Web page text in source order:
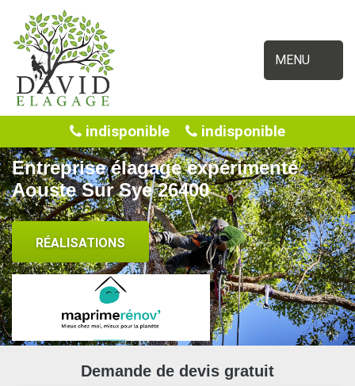
MENU
indisponible indisponible
Entreprise élagage expérimenté
Aouste Sur Sye 26400
RÉALISATIONS
Demande de devis gratuit